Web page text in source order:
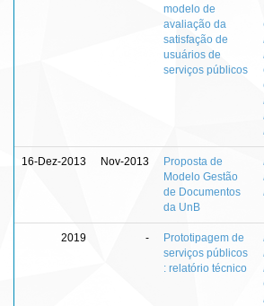
modelo de
avaliação da
satisfação de
usuários de
serviços públicos
16-Dez-2013 Nov-2013
Proposta de
Modelo Gestão
de Documentos
da UnB
2019 -
Prototipagem de
serviços públicos
: relatório técnico